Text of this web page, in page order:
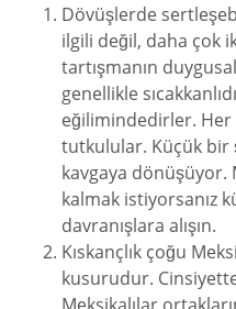
Dövüşlerde
ilgili değil, daha çok
tartışmanın
genellikle
eğilimindedirler. Her
tutkulular. Küçük bir
kavgaya dönüşüyor.
kalmak istiyorsanız
davranışlara alışın.
Kıskançlık çoğu
kusurudur.